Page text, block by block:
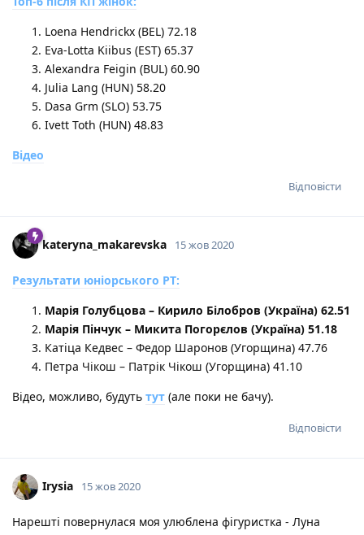
Loena Hendrickx (BEL) 72.18
Eva-Lotta Kiibus (EST) 65.37
Alexandra Feigin (BUL) 60.90
Julia Lang (HUN) 58.20
Dasa Grm (SLO) 53.75
Ivett Toth (HUN) 48.83
Відео
Відповісти
kateryna_makarevska 15 жов 2020
Результати юніорського РТ:
Марія Голубцова – Кирило Білобров (Україна) 62.51
Марія Пінчук – Микита Погорєлов (Україна) 51.18
Катіца Кедвес – Федор Шаронов (Угорщина) 47.76
Петра Чікош – Патрік Чікош (Угорщина) 41.10
Відео, можливо, будуть тут (але поки не бачу).
Відповісти
Irysia 15 жов 2020
Нарешті повернулася моя улюблена фігуристка - Луна